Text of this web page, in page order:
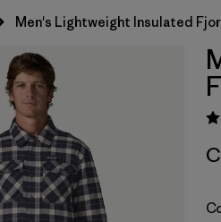
Men's Lightweight Insulated